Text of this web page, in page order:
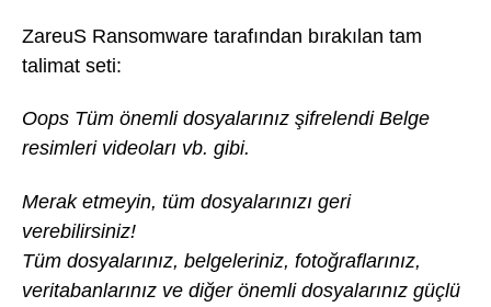
ZareuS Ransomware tarafından bırakılan tam
talimat seti:
Oops Tüm önemli dosyalarınız şifrelendi Belge
resimleri videoları vb. gibi.
Merak etmeyin, tüm dosyalarınızı geri
verebilirsiniz!
Tüm dosyalarınız, belgeleriniz, fotoğraflarınız,
veritabanlarınız ve diğer önemli dosyalarınız güçlü